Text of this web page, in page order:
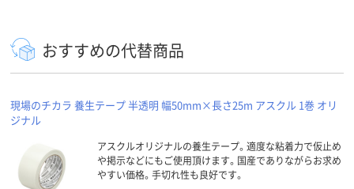
おすすめの代替商品
現場のチカラ 養生テープ 半透明 幅50mm×長さ25m アスクル 1巻 オリ
ジナル
アスクルオリジナルの養生テープ。適度な粘着力で仮止め
や掲示などにもご使用頂けます。国産でありながらお求め
やすい価格。手切れ性も良好です。